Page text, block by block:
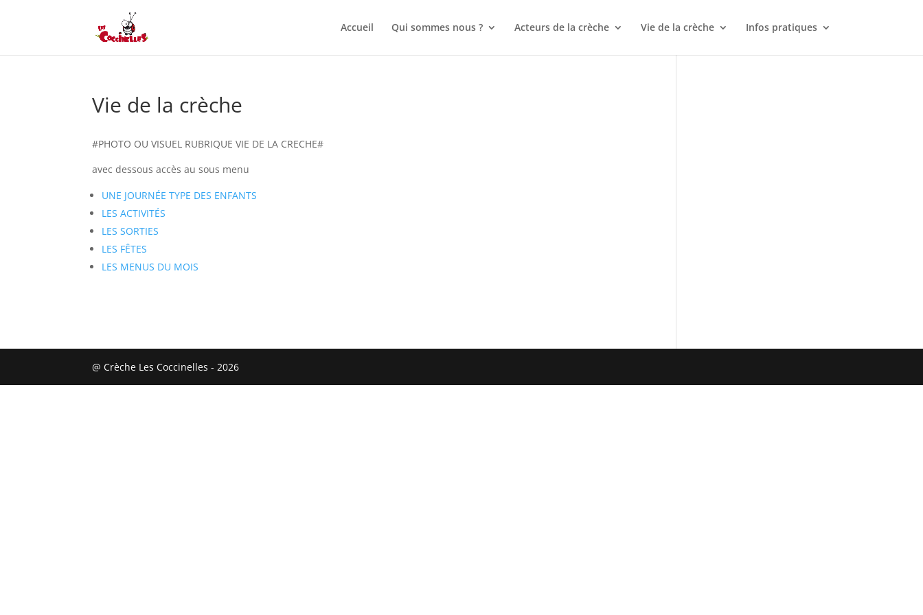
Accueil Qui sommes nous ? Acteurs de la crèche Vie de la crèche Infos pratiques
Vie de la crèche
#PHOTO OU VISUEL RUBRIQUE VIE DE LA CRECHE#
avec dessous accès au sous menu
UNE JOURNÉE TYPE DES ENFANTS
LES ACTIVITÉS
LES SORTIES
LES FÊTES
LES MENUS DU MOIS
@ Crèche Les Coccinelles - 2026